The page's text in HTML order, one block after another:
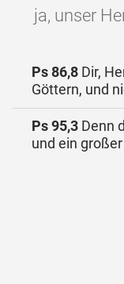
ja, unser
Ps 86,8 Dir,
Göttern, und
Ps 95,3 Denn
und ein